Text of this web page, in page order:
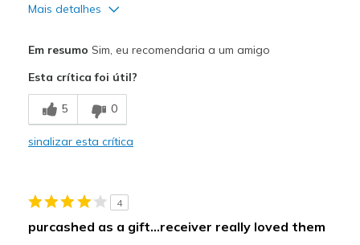
Mais detalhes
Breathe Well
Comfortable
Em resumo Sim, eu recomendaria a um amigo
Esta crítica foi útil?
5 0
sinalizar esta crítica
4
purcashed as a gift...receiver really loved them